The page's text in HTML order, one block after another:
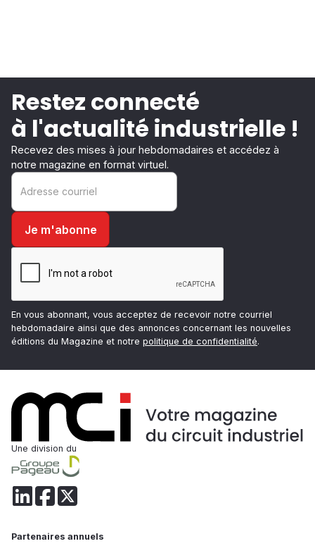
Restez connecté
à l'actualité industrielle !
Recevez des mises à jour hebdomadaires et accédez à
notre magazine en format virtuel.
En vous abonnant, vous acceptez de recevoir notre courriel
hebdomadaire ainsi que des annonces concernant les nouvelles
éditions du Magazine et notre politique de confidentialité.
Une division du
Partenaires annuels